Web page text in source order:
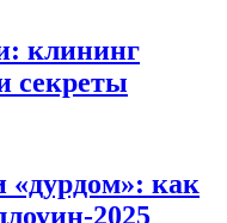
клининг
секреты
как
2025